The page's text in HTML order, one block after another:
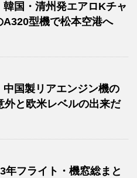
韓国・清州発エアロKチャ
A320型機で松本空港へ
中国製リアエンジン機の
外と欧米レベルの出来だ
年フライト・機窓総まと